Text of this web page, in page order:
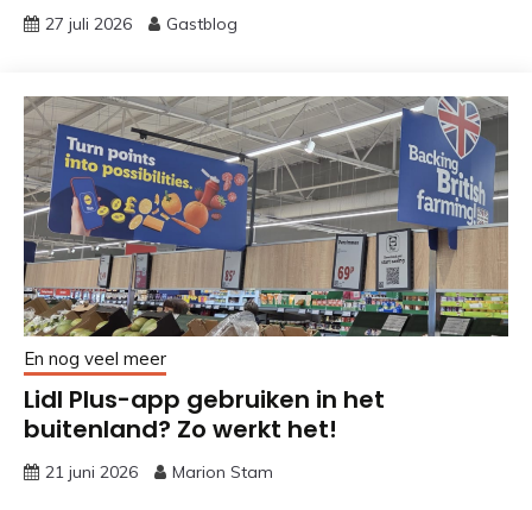
27 juli 2026 Gastblog
En nog veel meer
Lidl Plus-app gebruiken in het
buitenland? Zo werkt het!
21 juni 2026 Marion Stam